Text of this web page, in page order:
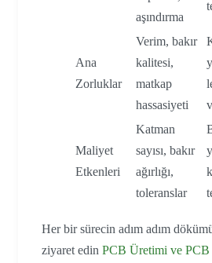
aşındırma
Ana
Zorluklar
Verim, bakır
kalitesi,
matkap
hassasiyeti
Maliyet
Etkenleri
Katman
sayısı, bakır
ağırlığı,
toleranslar
Her bir sürecin adım adım
ziyaret edin PCB Üretimi ve PCB